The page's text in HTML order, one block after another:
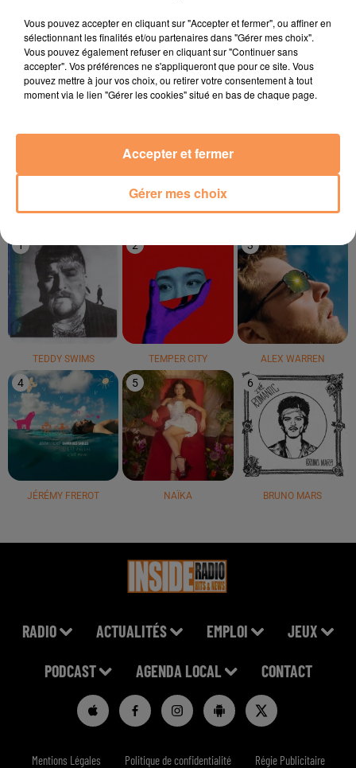
4h49
4h49
BIG MOUTAIN
4h47
4h47
VICTORIA SIO
Amour Amore
4h42
4h42
BLACK EYED PEAS
1
TEDDY SWIMS
2
TEMPER CITY
3
ALEX WARREN
4
JÉRÉMY FREROT
5
NAÏKA
6
BRUNO MARS
RADIO ACTUALITÉS EMPLOI JEUX
PODCAST AGENDA LOCAL CONTACT
Mentions Légales Politique de confidentialité Régie Publicitaire
Vous pouvez accepter en cliquant sur "Accepter et fermer", ou affiner en
sélectionnant les finalités et/ou partenaires dans "Gérer mes choix".
Vous pouvez également refuser en cliquant sur "Continuer sans
accepter". Vos préférences ne s'appliqueront que pour ce site. Vous
pouvez mettre à jour vos choix, ou retirer votre consentement à tout
moment via le lien "Gérer les cookies" situé en bas de chaque page.
Gérer mes choix
Accepter et fermer